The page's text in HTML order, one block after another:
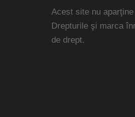
Acest site nu
Drepturile şi marca
de drept.